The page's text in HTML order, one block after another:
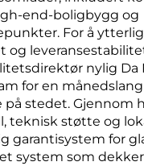
end-boligbygg og
For å
og
nylig Da
for en månedslang
på stedet. Gjennom
teknisk støtte og
garantisystem for
system som